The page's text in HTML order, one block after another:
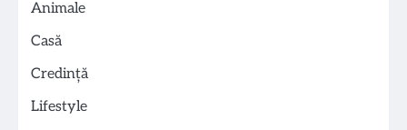
Animale
Casă
Credință
Lifestyle